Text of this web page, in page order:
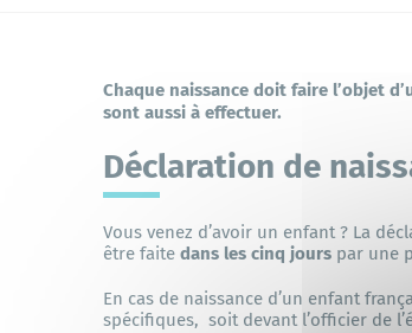
Transports et mobilités
Mes démarches en ligne
Chaque naissance doit faire l’objet
sont aussi à effectuer.
Déclaration de
Vous venez d’avoir un enfant ? La
être faite dans les cinq jours par une
En cas de naissance d’un enfant
spécifiques, soit devant l’officier de